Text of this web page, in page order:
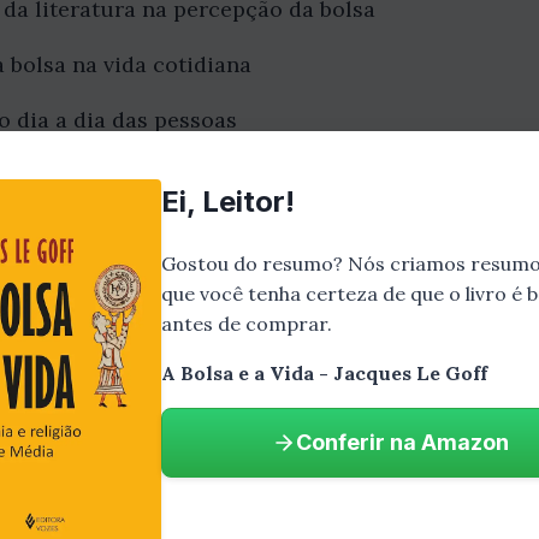
literatura na percepção da bolsa
na vida cotidiana
dia a dia das pessoas
enfrentados pelos investidores
lucro e suas consequências na vida pessoal
de transformação social
das empresas na bolsa
sustentáveis e sua influência no
de riquezas
do capitalismo
Ei, Leitor!
Gostou do resumo? Nós criamos
que você tenha certeza de que o livro é
antes de comprar.
A Bolsa e a Vida - Jacques Le Goff
Conferir na Amazon